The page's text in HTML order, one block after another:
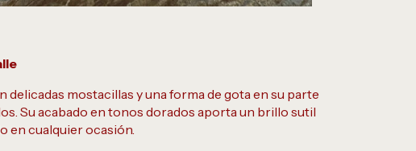
delicadas mostacillas y una forma de gota en su parte
Su acabado en tonos dorados aporta un brillo sutil
en cualquier ocasión.